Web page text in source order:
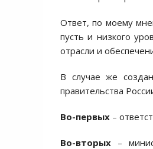
Ответ, по моему
пусть и низкого
отрасли и
В случае же
правительства
Во-первых –
Во-вторых –